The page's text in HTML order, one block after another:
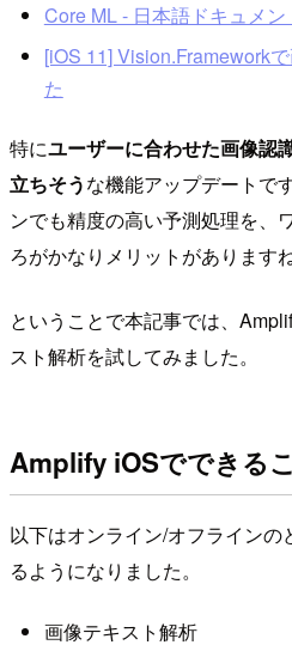
Core ML - 日本語ドキュメ
[iOS 11] Vision.Framework
た
特にユーザーに合わせた画像認
立ちそうな機能アップデートで
ンでも精度の高い予測処理を、
ろがかなりメリットがありますね
ということで本記事では、
スト解析を試してみました。
Amplify iOSでできる
以下はオンライン/オフラインの
るようになりました。
画像テキスト解析